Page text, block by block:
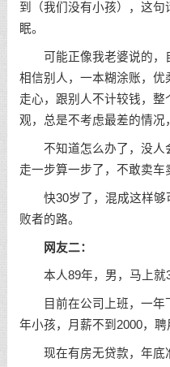
到（我们没有小孩），这
眠。
可能正像我老婆说的，
相信别人，一本糊涂账，
走心，跟别人不计较钱，
观，总是不考虑最差的情况
不知道怎么办了，没人会
走一步算一步了，不敢卖车
快30岁了，混成这样够
败者的路。
网友二：
本人89年，男，马上就
目前在公司上班，一年
年小孩，月薪不到2000，聘
现在有房无贷款，年底